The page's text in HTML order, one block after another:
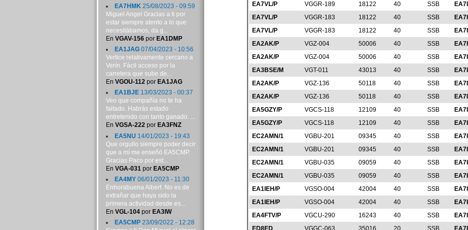
EA7VL/P
VGGR-189 18122 40 SSB
EA7VL/P
VGGR-183 18122 40 SSB
EA7VL/P
VGGR-183 18122 40 SSB
EA2AK/P
VGZ-004 50006 40 SSB
EA2AK/P
VGZ-004 50006 40 SSB
EA3BSE/M
VGT-011 43013 40 SSB
EA2AK/P
VGZ-136 50118 40 SSB
EA2AK/P
VGZ-136 50118 40 SSB
EA5GZY/P
VGCS-118 12109 40 SSB
EA5GZY/P
VGCS-118 12109 40 SSB
EC2AMN/1
VGBU-201 09345 40 SSB
EC2AMN/1
VGBU-201 09345 40 SSB
EC2AMN/1
VGBU-035 09059 40 SSB
EC2AMN/1
VGBU-035 09059 40 SSB
EA1IEH/P
VGSO-004 42004 40 SSB
EA1IEH/P
VGSO-004 42004 40 SSB
EA4FTV/P
VGCU-290 16243 40 SSB
ED8ED
VGGC-063 35016 20 SSB
EA7HMK 25/08/2023 - 09:59
Miguel Angel Gracias a ti por
estar siempre atento a lo que
necesitábamos, da g...
En VGAV-156por EA1DMP
EA1JAG07/04/2023 - 10:56
Vertice relativamente cercano a
Verín. Fácil acceso por la
carretera que sube de...
En VGOU-112por EA1JAG
EA1BJE13/03/2023 - 00:37
Veo que compañía no te ha
faltado. Habrás estado
entretenido con tanto ganado. ...
En VGSA-222por EA3FNZ
EA5NU 14/01/2023 - 19:43
Que orgullo siempre poder decir
que a mí me enseñó EA5CMP.
Gracias Paco por est...
En VGA-031 por EA5CMP
EA4MY06/01/2023 - 11:30
Enhorabuena Albert. No es de
extrañar que haya sido la
primera actividad desde es...
En VGL-104por EA3IW
EA5CMP23/09/2022 - 12:28